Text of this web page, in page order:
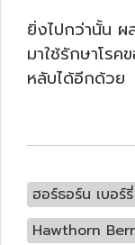
ยิ่งไปกว่านั้น ผ
มาใช้รักษาโรค
หลับได้อีกด้วย
ฮอร์ธอร์น เบอร์รี่
Hawthorn